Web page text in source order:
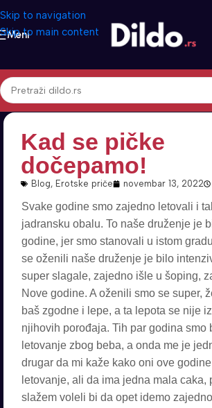
Skip to navigation
Skip to main content
Meni
Kad se pičke
dočepamo!
Blog, Erotske priče novembar 13, 2022
Svake godine smo zajedno letovali i
jadransku obalu. To naše druženje je
godine, jer smo stanovali u istom
se oženili naše druženje je bilo
super slagale, zajedno išle u šoping,
Nove godine. A oženili smo se super,
baš zgodne i lepe, a ta lepota se nije
njihovih porođaja. Tih par godina smo
letovanje zbog beba, a onda me je
drugar da mi kaže kako oni ove
letovanje, ali da ima jedna mala caka,
slažem voleli bi da opet idemo